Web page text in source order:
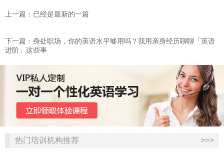
上一篇：已经是最新的一篇
下一篇：身处职场，你的英语水平够用吗？我用亲身经历聊聊「英语
进阶」这些事
热门培训机构推荐 >>>